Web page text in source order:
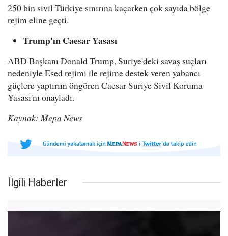
250 bin sivil Türkiye sınırına kaçarken çok sayıda bölge
rejim eline geçti.
Trump'ın Caesar Yasası
ABD Başkanı Donald Trump, Suriye'deki savaş suçları
nedeniyle Esed rejimi ile rejime destek veren yabancı
güçlere yaptırım öngören Caesar Suriye Sivil Koruma
Yasası'nı onayladı.
Kaynak: Mepa News
İlgili Haberler